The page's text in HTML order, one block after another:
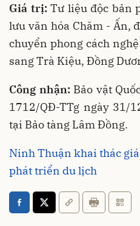
Giá trị:Tư liệu độc bản
lưu văn hóa Chăm - Ấn,
chuyển phong cách
sang Trà Kiệu, Đồng
Công nhận:Bảo vật
1712/QĐ-TTg ngày 31/
tại Bảo tàng Lâm Đồng.
Ninh Thuận khai thác
phát triển du lịch